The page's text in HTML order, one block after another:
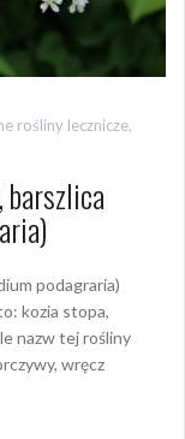
rośliny lecznicze,
barszlica
podagraria)
kozia stopa,
nazw tej rośliny
wręcz